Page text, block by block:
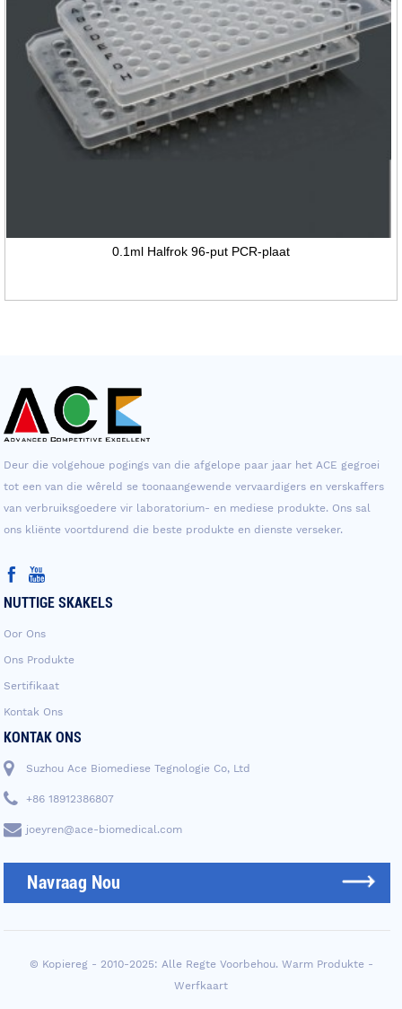
0.1ml Halfrok 96-put PCR-plaat
Deur die volgehoue ​​pogings van die afgelope paar jaar het ACE gegroei
tot een van die wêreld se toonaangewende vervaardigers en verskaffers
van verbruiksgoedere vir laboratorium- en mediese produkte. Ons sal
ons kliënte voortdurend die beste produkte en dienste verseker.
NUTTIGE SKAKELS
Oor Ons
Ons Produkte
Sertifikaat
Kontak Ons
KONTAK ONS
Suzhou Ace Biomediese Tegnologie Co, Ltd
+86 18912386807
joeyren@ace-biomedical.com
Navraag Nou
© Kopiereg - 2010-2025: Alle Regte Voorbehou. Warm Produkte-
Werfkaart